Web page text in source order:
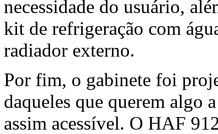
necessidade do usuário,
kit de refrigeração com
radiador externo.
Por fim, o gabinete foi
daqueles que querem algo
assim acessível. O HAF